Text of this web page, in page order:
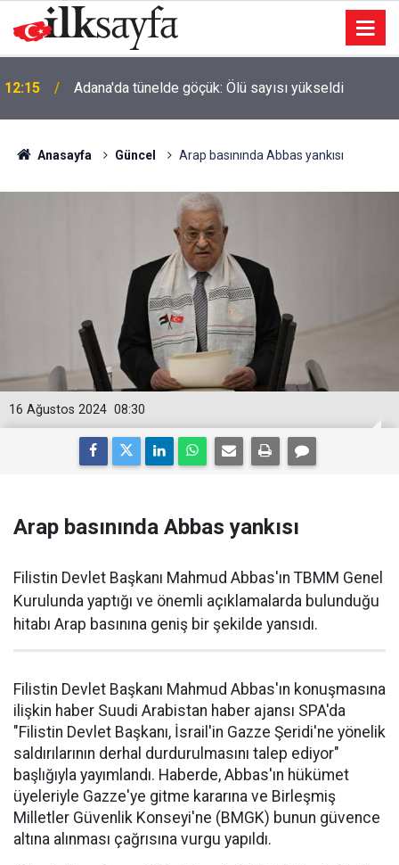
12:15 Adana'da tünelde göçük: Ölü sayısı yükseldi
Anasayfa Güncel Arap basınında Abbas yankısı
08:30
16 Ağustos 2024
Arap basınında Abbas yankısı
Filistin Devlet Başkanı Mahmud Abbas'ın TBMM Genel
Kurulunda yaptığı ve önemli açıklamalarda bulunduğu
hitabı Arap basınına geniş bir şekilde yansıdı.
Filistin Devlet Başkanı Mahmud Abbas'ın konuşmasına
ilişkin haber Suudi Arabistan haber ajansı SPA'da
"Filistin Devlet Başkanı, İsrail'in Gazze Şeridi'ne yönelik
saldırılarının derhal durdurulmasını talep ediyor"
başlığıyla yayımlandı. Haberde, Abbas'ın hükümet
üyeleriyle Gazze'ye gitme kararına ve Birleşmiş
Milletler Güvenlik Konseyi'ne (BMGK) bunun güvence
altına alınması çağrısına vurgu yapıldı.